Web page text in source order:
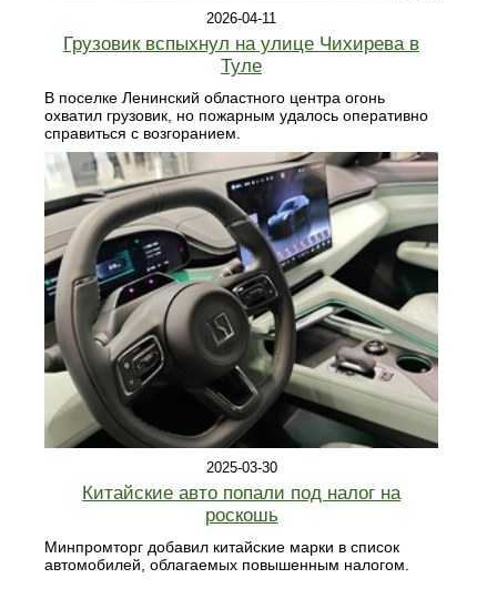
2026-04-11
Грузовик вспыхнул на улице Чихирева в
Туле
В поселке Ленинский областного центра огонь
охватил грузовик, но пожарным удалось оперативно
справиться с возгоранием.
2025-03-30
Китайские авто попали под налог на
роскошь
Минпромторг добавил китайские марки в список
автомобилей, облагаемых повышенным налогом.